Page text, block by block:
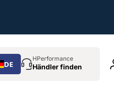
DE
HPerformance
Händler finden